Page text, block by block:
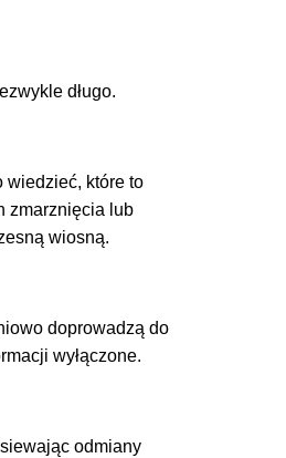
długo.
wiedzieć, które to
zmarznięcia lub
wiosną.
doprowadzą do
wyłączone.
odmiany